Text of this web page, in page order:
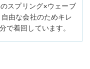
スプリング×ウェーブ
由な会社のためキレ
で着回しています。